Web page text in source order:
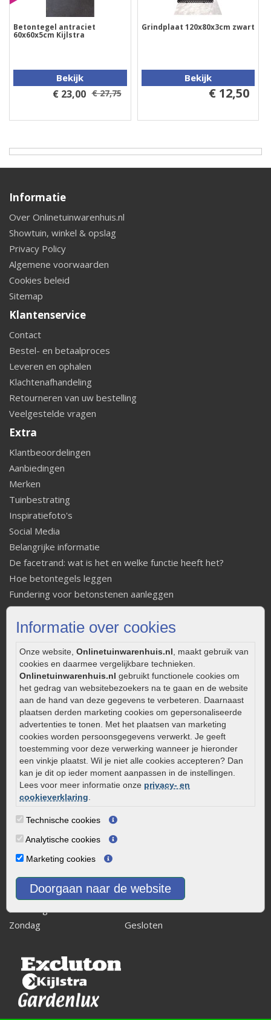
Informatie over cookies
Onze website, Onlinetuinwarenhuis.nl, maakt gebruik van
cookies en daarmee vergelijkbare technieken.
Onlinetuinwarenhuis.nl gebruikt functionele cookies om
het gedrag van websitebezoekers na te gaan en de website
aan de hand van deze gegevens te verbeteren. Daarnaast
plaatsen derden marketing cookies om gepersonaliseerde
advertenties te tonen. Met het plaatsen van marketing
cookies worden persoonsgegevens verwerkt. Je geeft
toestemming voor deze verwerking wanneer je hieronder
een vinkje plaatst. Wil je niet alle cookies accepteren? Dan
kan je dit op ieder moment aanpassen in de instellingen.
Lees voor meer informatie onze privacy- en
cookieverklaring.
Technische cookies
Analytische cookies
Marketing cookies
Doorgaan naar de website
Betontegel antraciet
60x60x5cm Kijlstra
Bekijk
€ 23,00 € 27,75
Grindplaat 120x80x3cm zwart
Bekijk
€ 12,50
Informatie
Over Onlinetuinwarenhuis.nl
Showtuin, winkel & opslag
Privacy Policy
Algemene voorwaarden
Cookies beleid
Sitemap
Klantenservice
Contact
Bestel- en betaalproces
Leveren en ophalen
Klachtenafhandeling
Retourneren van uw bestelling
Veelgestelde vragen
Extra
Klantbeoordelingen
Aanbiedingen
Merken
Tuinbestrating
Inspiratiefoto's
Social Media
Belangrijke informatie
De facetrand: wat is het en welke functie heeft het?
Hoe betontegels leggen
Fundering voor betonstenen aanleggen
Welke tuinstijl past bij mij
Strakke tuin inrichten
Onderhoud van gebakken bestrating
Aanlegtips voor gebakken bestrating
Zelf een terras aanleggen
Kleine stadstuin inrichten
0320 – 219170
Kaapstanderweg 41
8243 RB Lelystad
info@onlinetuinwarenhuis.nl
Routebeschrijving
Dinsdag
Woensdag
Donderdag
08:00 - 17:00
Vrijdag
08:00 - 17:00
Zaterdag
08:00 - 15.00
Zondag
Gesloten